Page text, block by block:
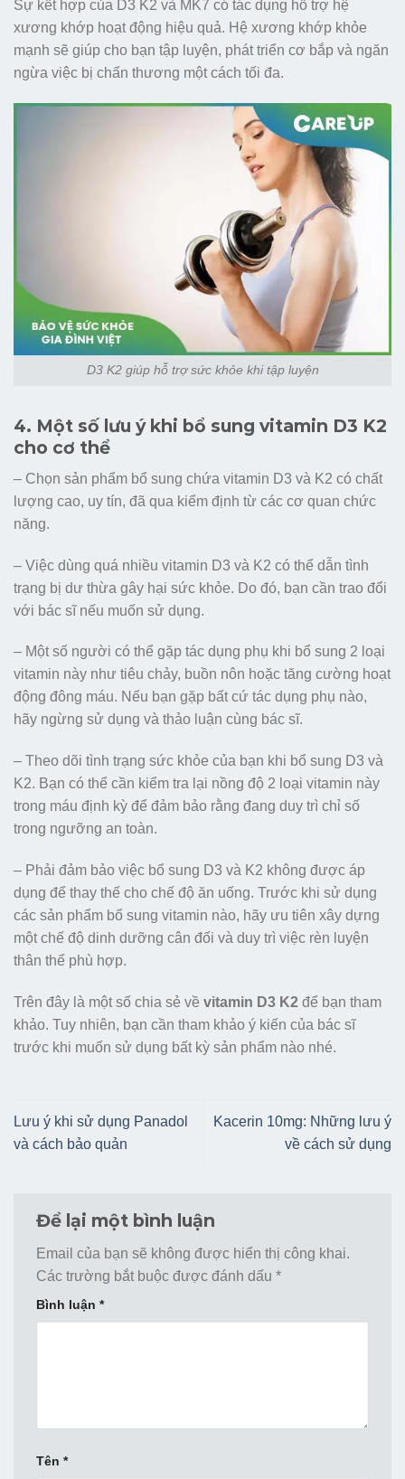
Sự kết hợp của D3 K2 và MK7 có tác dụng hỗ trợ hệ
xương khớp hoạt động hiệu quả. Hệ xương khớp khỏe
mạnh sẽ giúp cho bạn tập luyện, phát triển cơ bắp và ngăn
ngừa việc bị chấn thương một cách tối đa.
D3 K2 giúp hỗ trợ sức khỏe khi tập luyện
4. Một số lưu ý khi bổ sung vitamin D3 K2
cho cơ thể
– Chọn sản phẩm bổ sung chứa vitamin D3 và K2 có chất
lượng cao, uy tín, đã qua kiểm định từ các cơ quan chức
năng.
– Việc dùng quá nhiều vitamin D3 và K2 có thể dẫn tình
trạng bị dư thừa gây hại sức khỏe. Do đó, bạn cần trao đổi
với bác sĩ nếu muốn sử dụng.
– Một số người có thể gặp tác dụng phụ khi bổ sung 2 loại
vitamin này như tiêu chảy, buồn nôn hoặc tăng cường hoạt
động đông máu. Nếu bạn gặp bất cứ tác dụng phụ nào,
hãy ngừng sử dụng và thảo luận cùng bác sĩ.
– Theo dõi tình trạng sức khỏe của bạn khi bổ sung D3 và
K2. Bạn có thể cần kiểm tra lại nồng độ 2 loại vitamin này
trong máu định kỳ để đảm bảo rằng đang duy trì chỉ số
trong ngưỡng an toàn.
– Phải đảm bảo việc bổ sung D3 và K2 không được áp
dụng để thay thế cho chế độ ăn uống. Trước khi sử dụng
các sản phẩm bổ sung vitamin nào, hãy ưu tiên xây dựng
một chế độ dinh dưỡng cân đối và duy trì việc rèn luyện
thân thể phù hợp.
Trên đây là một số chia sẻ về ​​vitamin D3 K2 để bạn tham
khảo. Tuy nhiên, bạn cần tham khảo ý kiến của bác sĩ
trước khi muốn sử dụng bất kỳ sản phẩm nào nhé.
Lưu ý khi sử dụng Panadol
và cách bảo quản
Kacerin 10mg: Những lưu ý
về cách sử dụng
Để lại một bình luận
Email của bạn sẽ không được hiển thị công khai.
Các trường bắt buộc được đánh dấu *
Bình luận *
Tên *